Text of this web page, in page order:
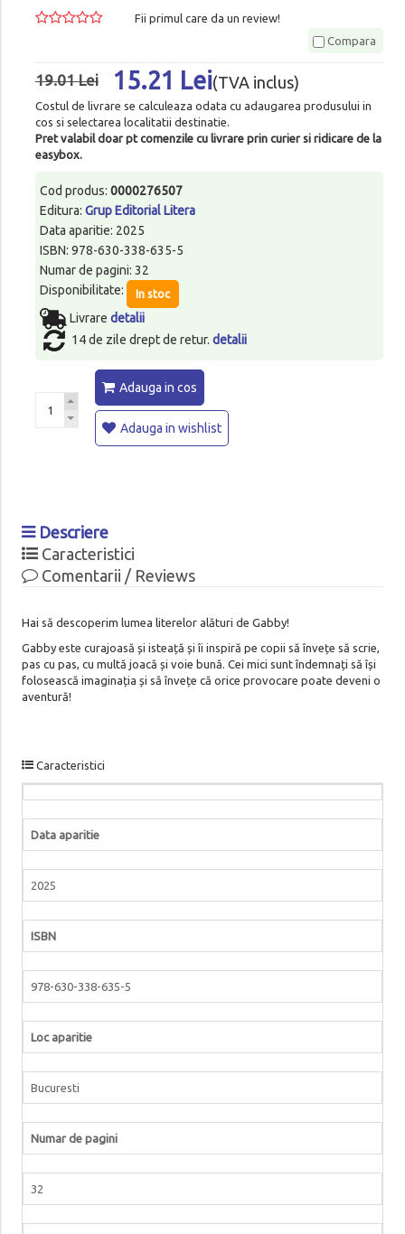
Fii primul care da un review!
Compara
19.01 Lei 15.21 Lei(TVA inclus)
Costul de livrare se calculeaza odata cu adaugarea produsului in
cos si selectarea localitatii destinatie.
Pret valabil doar pt comenzile cu livrare prin curier si ridicare de la
easybox.
Cod produs: 0000276507
Editura: Grup Editorial Litera
Data aparitie: 2025
ISBN: 978-630-338-635-5
Numar de pagini: 32
Disponibilitate:
In stoc
Livrare detalii
14 de zile drept de retur. detalii
Adauga in cos
Adauga in wishlist
Descriere
Caracteristici
Comentarii / Reviews
Hai să descoperim lumea literelor alături de Gabby!
Gabby este curajoasă și isteață și îi inspiră pe copii să învețe să scrie,
pas cu pas, cu multă joacă și voie bună. Cei mici sunt îndemnați să își
folosească imaginația și să învețe că orice provocare poate deveni o
aventură!
Caracteristici
Data aparitie
2025
ISBN
978-630-338-635-5
Loc aparitie
Bucuresti
Numar de pagini
32